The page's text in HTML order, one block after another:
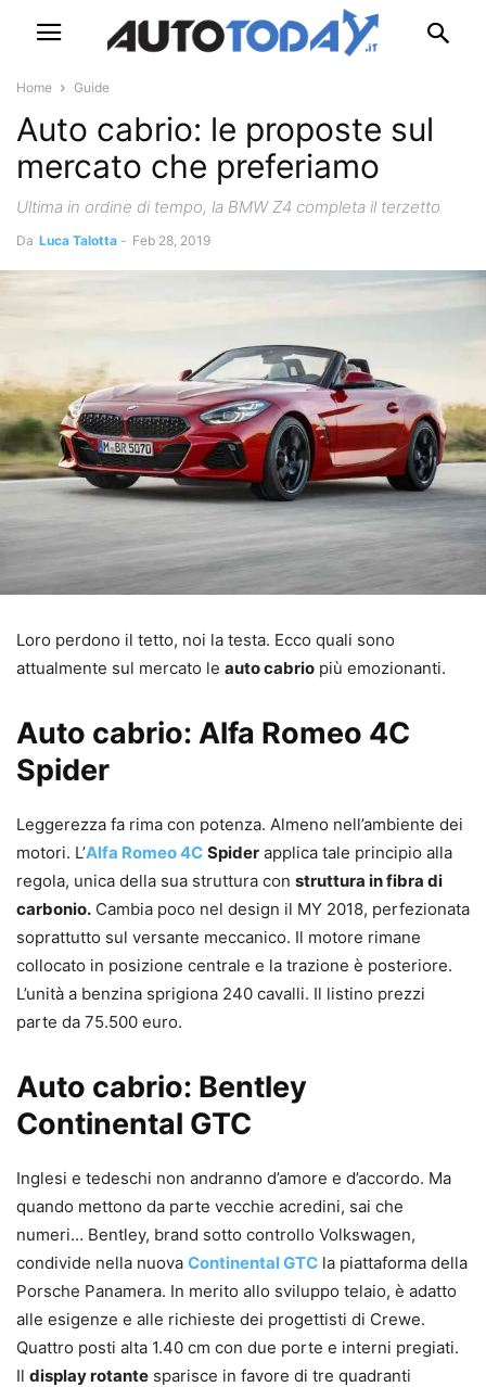
Home Guide
Auto cabrio: le proposte sul
mercato che preferiamo
Ultima in ordine di tempo, la BMW Z4 completa il terzetto
Da Luca Talotta - Feb 28, 2019
Loro perdono il tetto, noi la testa. Ecco quali sono
attualmente sul mercato le auto cabrio più emozionanti.
Auto cabrio: Alfa Romeo 4C
Spider
Leggerezza fa rima con potenza. Almeno nell’ambiente dei
motori. L’Alfa Romeo 4C Spider applica tale principio alla
regola, unica della sua struttura con struttura in fibra di
carbonio. Cambia poco nel design il MY 2018, perfezionata
soprattutto sul versante meccanico. Il motore rimane
collocato in posizione centrale e la trazione è posteriore.
L’unità a benzina sprigiona 240 cavalli. Il listino prezzi
parte da 75.500 euro.
Auto cabrio: Bentley
Continental GTC
Inglesi e tedeschi non andranno d’amore e d’accordo. Ma
quando mettono da parte vecchie acredini, sai che
numeri… Bentley, brand sotto controllo Volkswagen,
condivide nella nuova Continental GTC la piattaforma della
Porsche Panamera. In merito allo sviluppo telaio, è adatto
alle esigenze e alle richieste dei progettisti di Crewe.
Quattro posti alta 1.40 cm con due porte e interni pregiati.
Il display rotante sparisce in favore di tre quadranti